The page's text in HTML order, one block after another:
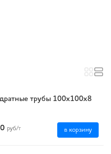
трубы 100x100x8
руб/т в корзину